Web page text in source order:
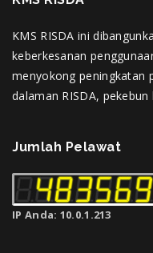
KMS RISDA ini
keberkesanan
menyokong peningkatan
dalaman RISDA,
Jumlah Pelawat
IP Anda: 10.0.1.213